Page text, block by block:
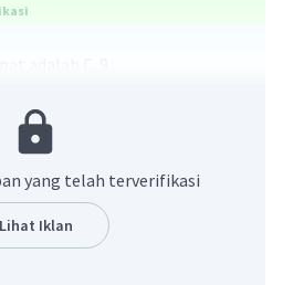
= 22+ 2(2)(-5) + (-5)
yang telah terverifikasi
Lihat Iklan